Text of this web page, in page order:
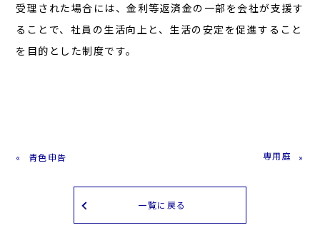
受理された場合には、金利等返済金の一部を会社が支援す
ることで、社員の生活向上と、生活の安定を促進すること
を目的とした制度です。
青色申告
一覧に戻る
専用庭